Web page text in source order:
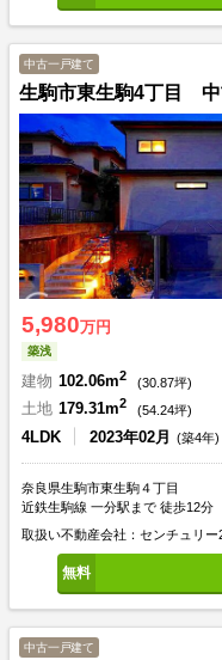
中古一戸建て
生駒市東生駒4丁目 中
5,980万円
築浅
建物 102.06m2 (30.87坪)
土地 179.31m2 (54.24坪)
4LDK 2023年02月 (築4年)
奈良県生駒市東生駒４丁目
近鉄生駒線 一分駅まで 徒歩12分
取扱い不動産会社：センチュリ
中古一戸建て